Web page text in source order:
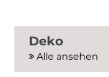
Deko
Alle ansehen